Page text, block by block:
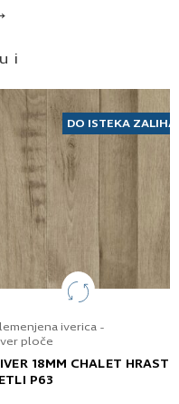
i
DO ISTEKA ZALIHA
iverica -
ploče
18MM CHALET HRAST
P63